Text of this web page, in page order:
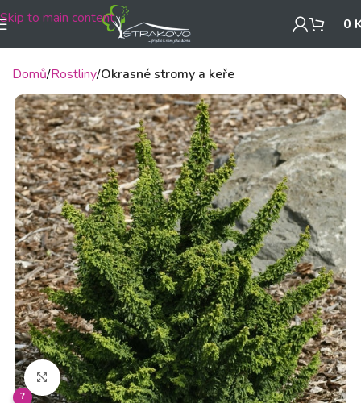
Skip to main content 0
Domů Rostliny Okrasné stromy a keře
Klikněte pro zvětšení
?